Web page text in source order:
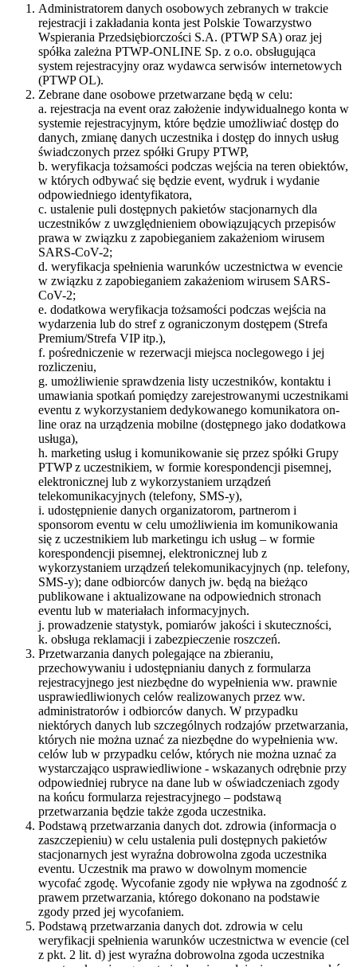
Administratorem danych osobowych zebranych w trakcie
rejestracji i zakładania konta jest Polskie Towarzystwo
Wspierania Przedsiębiorczości S.A. (PTWP SA) oraz jej
spółka zależna PTWP-ONLINE Sp. z o.o. obsługująca
system rejestracyjny oraz wydawca serwisów internetowych
(PTWP OL).
Zebrane dane osobowe przetwarzane będą w celu:
a. rejestracja na event oraz założenie indywidualnego konta w
systemie rejestracyjnym, które będzie umożliwiać dostęp do
danych, zmianę danych uczestnika i dostęp do innych usług
świadczonych przez spółki Grupy PTWP,
b. weryfikacja tożsamości podczas wejścia na teren obiektów,
w których odbywać się będzie event, wydruk i wydanie
odpowiedniego identyfikatora,
c. ustalenie puli dostępnych pakietów stacjonarnych dla
uczestników z uwzględnieniem obowiązujących przepisów
prawa w związku z zapobieganiem zakażeniom wirusem
SARS-CoV-2;
d. weryfikacja spełnienia warunków uczestnictwa w evencie
w związku z zapobieganiem zakażeniom wirusem SARS-
CoV-2;
e. dodatkowa weryfikacja tożsamości podczas wejścia na
wydarzenia lub do stref z ograniczonym dostępem (Strefa
Premium/Strefa VIP itp.),
f. pośredniczenie w rezerwacji miejsca noclegowego i jej
rozliczeniu,
g. umożliwienie sprawdzenia listy uczestników, kontaktu i
umawiania spotkań pomiędzy zarejestrowanymi uczestnikami
eventu z wykorzystaniem dedykowanego komunikatora on-
line oraz na urządzenia mobilne (dostępnego jako dodatkowa
usługa),
h. marketing usług i komunikowanie się przez spółki Grupy
PTWP z uczestnikiem, w formie korespondencji pisemnej,
elektronicznej lub z wykorzystaniem urządzeń
telekomunikacyjnych (telefony, SMS-y),
i. udostępnienie danych organizatorom, partnerom i
sponsorom eventu w celu umożliwienia im komunikowania
się z uczestnikiem lub marketingu ich usług – w formie
korespondencji pisemnej, elektronicznej lub z
wykorzystaniem urządzeń telekomunikacyjnych (np. telefony,
SMS-y); dane odbiorców danych jw. będą na bieżąco
publikowane i aktualizowane na odpowiednich stronach
eventu lub w materiałach informacyjnych.
j. prowadzenie statystyk, pomiarów jakości i skuteczności,
k. obsługa reklamacji i zabezpieczenie roszczeń.
Przetwarzania danych polegające na zbieraniu,
przechowywaniu i udostępnianiu danych z formularza
rejestracyjnego jest niezbędne do wypełnienia ww. prawnie
usprawiedliwionych celów realizowanych przez ww.
administratorów i odbiorców danych. W przypadku
niektórych danych lub szczególnych rodzajów przetwarzania,
których nie można uznać za niezbędne do wypełnienia ww.
celów lub w przypadku celów, których nie można uznać za
wystarczająco usprawiedliwione - wskazanych odrębnie przy
odpowiedniej rubryce na dane lub w oświadczeniach zgody
na końcu formularza rejestracyjnego – podstawą
przetwarzania będzie także zgoda uczestnika.
Podstawą przetwarzania danych dot. zdrowia (informacja o
zaszczepieniu) w celu ustalenia puli dostępnych pakietów
stacjonarnych jest wyraźna dobrowolna zgoda uczestnika
eventu. Uczestnik ma prawo w dowolnym momencie
wycofać zgodę. Wycofanie zgody nie wpływa na zgodność z
prawem przetwarzania, którego dokonano na podstawie
zgody przed jej wycofaniem.
Podstawą przetwarzania danych dot. zdrowia w celu
weryfikacji spełnienia warunków uczestnictwa w evencie (cel
z pkt. 2 lit. d) jest wyraźna dobrowolna zgoda uczestnika